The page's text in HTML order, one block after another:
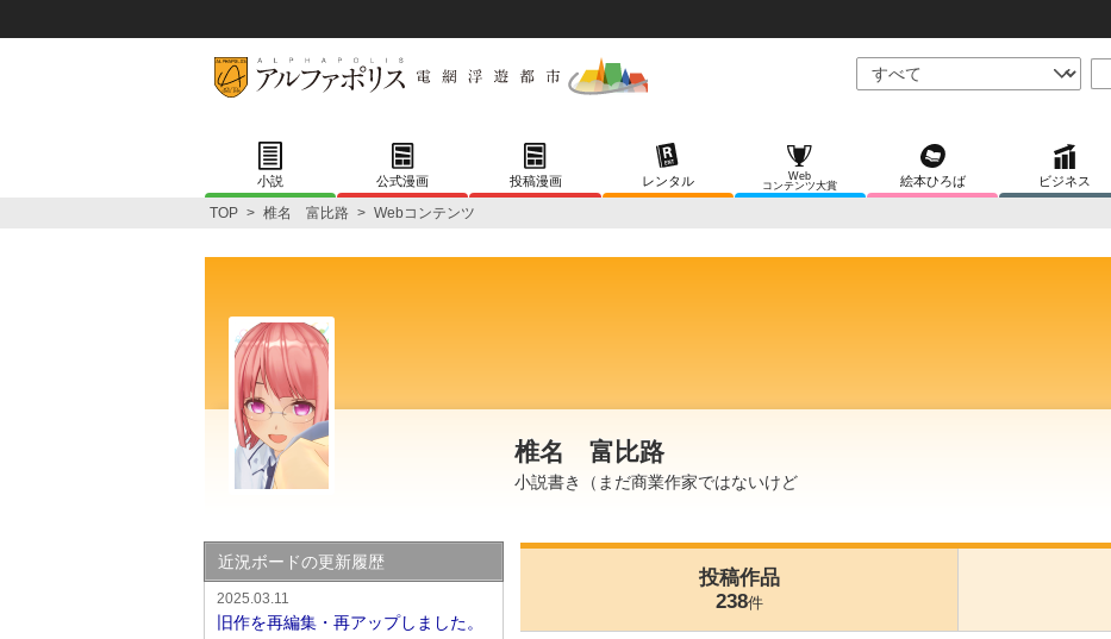
小説 公式漫画 投稿漫画 レンタル
Web
コンテンツ大賞
絵本ひろば ビジネス
TOP > 椎名 富比路 > Webコンテンツ
椎名 富比路
小説書き（まだ商業作家ではないけど
投稿作品
238件
近況ボードの更新履歴
2025.03.11
旧作を再編集・再アップしました。